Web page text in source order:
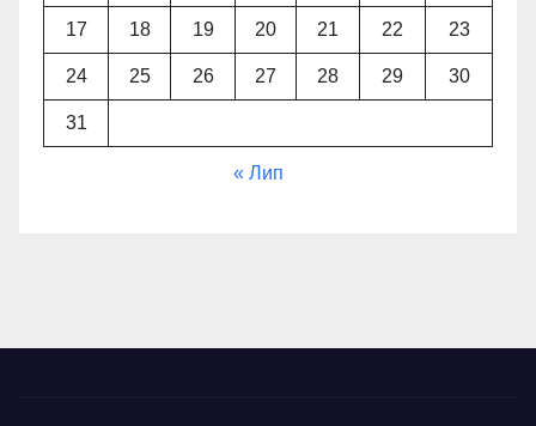
17 18 19 20 21 22 23
24 25 26 27 28 29 30
31
« Лип